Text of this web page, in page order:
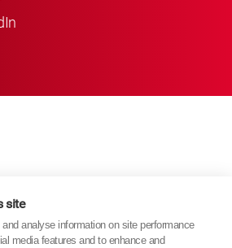
site
analyse information on site performance
media features and to enhance and